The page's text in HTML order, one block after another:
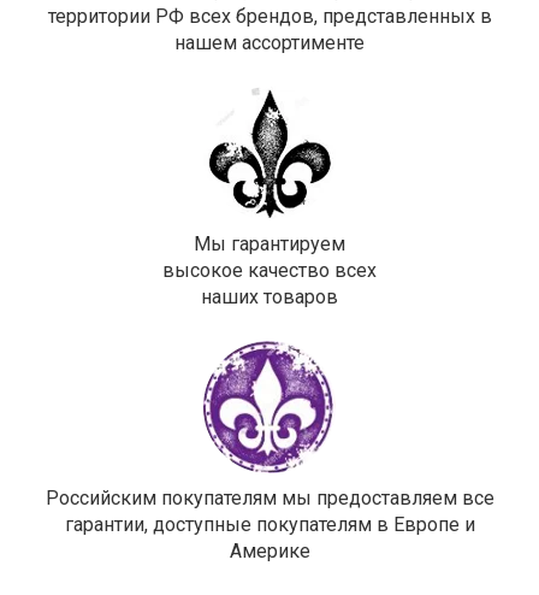
территории РФ всех брендов, представленных в
нашем ассортименте
Мы гарантируем
высокое качество всех
наших товаров
Российским покупателям мы предоставляем все
гарантии, доступные покупателям в Европе и
Америке